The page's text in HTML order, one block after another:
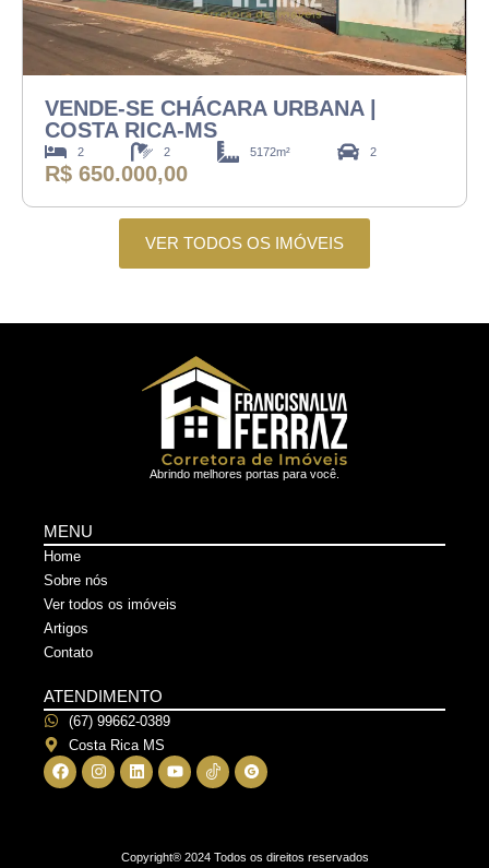
VENDE-SE CHÁCARA URBANA |
COSTA RICA-MS
2 2 5172m² 2
R$ 650.000,00
VER TODOS OS IMÓVEIS
Abrindo melhores portas para você.
MENU
Home
Sobre nós
Ver todos os imóveis
Artigos
Contato
ATENDIMENTO
(67) 99662-0389
Costa Rica MS
Copyright® 2024 Todos os direitos reservados